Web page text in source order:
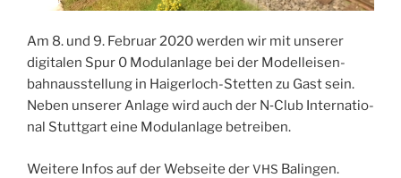
Am 8. und 9. Febru­ar 2020 wer­den wir mit unse­rer
digi­ta­len Spur 0 Modul­an­la­ge bei der Modell­ei­sen­
bahn­aus­stel­lung in Hai­ger­loch-Stet­ten zu Gast sein.
Neben unse­rer Anla­ge wird auch der N‑Club Inter­na­tio­
nal Stutt­gart eine Modul­an­la­ge betreiben.
Wei­te­re Infos auf der Web­sei­te derVHS Balingen.